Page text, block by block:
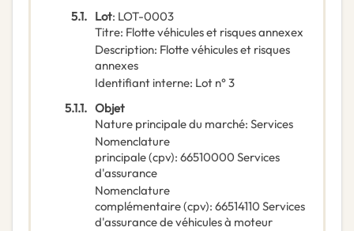
5.1. Lot: LOT-0003
Titre: Flotte véhicules et risques annexex
Description: Flotte véhicules et risques
annexes
Identifiant interne: Lot n° 3
5.1.1. Objet
Nature principale du marché: Services
Nomenclature
principale(cpv): 66510000 Services
d'assurance
Nomenclature
complémentaire(cpv): 66514110 Services
d'assurance de véhicules à moteur